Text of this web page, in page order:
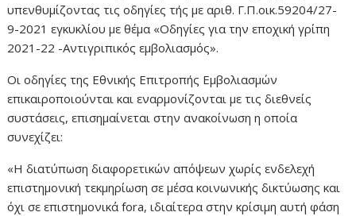
υπενθυμίζοντας τις οδηγίες τής με αριθ. Γ.Π.οικ.59204/27-
9-2021 εγκυκλίου με θέμα «Οδηγίες για την εποχική γρίπη
2021-22 -Αντιγριπικός εμβολιασμός».
Οι οδηγίες της Εθνικής Επιτροπής Εμβολιασμών
επικαιροποιούνται και εναρμονίζονται με τις διεθνείς
συστάσεις, επισημαίνεται στην ανακοίνωση η οποία
συνεχίζει:
«Η διατύπωση διαφορετικών απόψεων χωρίς ενδελεχή
επιστημονική τεκμηρίωση σε μέσα κοινωνικής δικτύωσης και
όχι σε επιστημονικά fora, ιδιαίτερα στην κρίσιμη αυτή φάση